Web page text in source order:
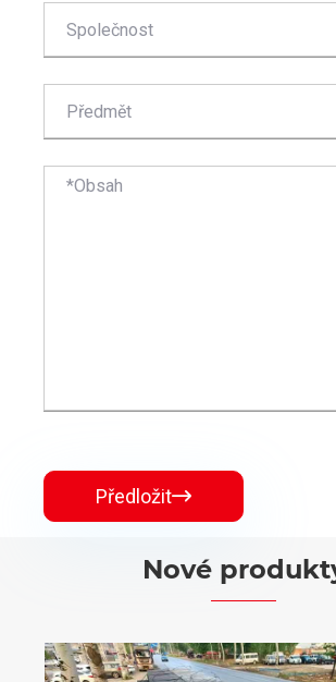
Předložit
Nové